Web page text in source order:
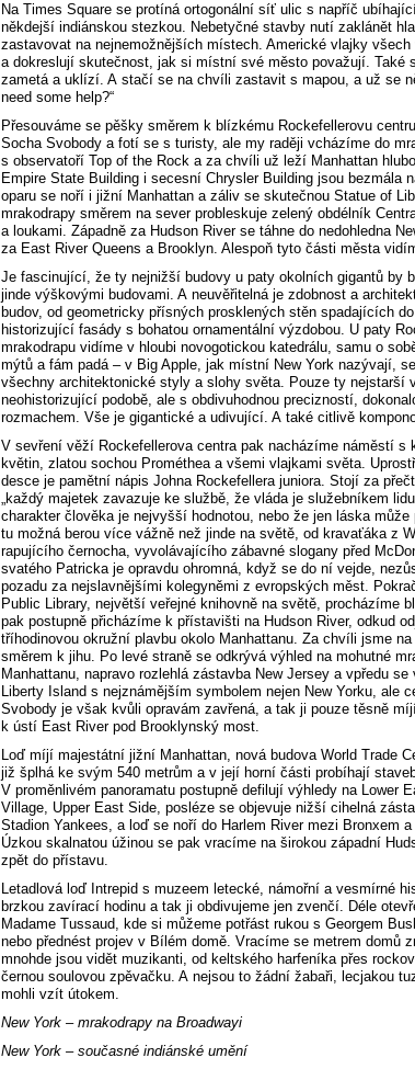
Na Times Square se protíná ortogonální síť ulic s napříč
někdejší indiánskou stezkou. Nebetyčné stavby nutí zaklánět
zastavovat na nejnemožnějších místech. Americké vlajky
a dokreslují skutečnost, jak si místní své město považují. Také
zametá a uklízí. A stačí se na chvíli zastavit s mapou, a už se
need some help?“
Přesouváme se pěšky směrem k blízkému Rockefellerovu
Socha Svobody a fotí se s turisty, ale my raději vcházíme do
s observatoří Top of the Rock a za chvíli už leží Manhattan
Empire State Building i secesní Chrysler Building jsou bezmála
oparu se noří i jižní Manhattan a záliv se skutečnou Statue of
mrakodrapy směrem na sever probleskuje zelený obdélník
a loukami. Západně za Hudson River se táhne do nedohledna
za East River Queens a Brooklyn. Alespoň tyto části města
Je fascinující, že ty nejnižší budovy u paty okolních gigantů by
jinde výškovými budovami. A neuvěřitelná je zdobnost a
budov, od geometricky přísných prosklených stěn spadajících
historizující fasády s bohatou ornamentální výzdobou. U paty
mrakodrapu vidíme v hloubi novogotickou katedrálu, samu o
mýtů a fám padá – v Big Apple, jak místní New York nazývají,
všechny architektonické styly a slohy světa. Pouze ty nejstarší
neohistorizující podobě, ale s obdivuhodnou precizností,
rozmachem. Vše je gigantické a udivující. A také citlivě
V sevření věží Rockefellerova centra pak nacházíme náměstí s
květin, zlatou sochou Prométhea a všemi vlajkami světa.
desce je pamětní nápis Johna Rockefellera juniora. Stojí za
„každý majetek zavazuje ke službě, že vláda je služebníkem
charakter člověka je nejvyšší hodnotou, nebo že jen láska může
tu možná berou více vážně než jinde na světě, od kravaťáka z
rapujícího černocha, vyvolávajícího zábavné slogany před
svatého Patricka je opravdu ohromná, když se do ní vejde,
pozadu za nejslavnějšími kolegyněmi z evropských měst.
Public Library, největší veřejné knihovně na světě, procházíme
pak postupně přicházíme k přístavišti na Hudson River, odkud
tříhodinovou okružní plavbu okolo Manhattanu. Za chvíli jsme na
směrem k jihu. Po levé straně se odkrývá výhled na mohutné
Manhattanu, napravo rozlehlá zástavba New Jersey a vpředu se
Liberty Island s nejznámějším symbolem nejen New Yorku, ale
Svobody je však kvůli opravám zavřená, a tak ji pouze těsně
k ústí East River pod Brooklynský most.
Loď míjí majestátní jižní Manhattan, nová budova World Trade
již šplhá ke svým 540 metrům a v její horní části probíhají
V proměnlivém panoramatu postupně defilují výhledy na Lower
Village, Upper East Side, posléze se objevuje nižší cihelná
Stadion Yankees, a loď se noří do Harlem River mezi Bronxem a
Úzkou skalnatou úžinou se pak vracíme na širokou západní
zpět do přístavu.
Letadlová loď Intrepid s muzeem letecké, námořní a vesmírné
brzkou zavírací hodinu a tak ji obdivujeme jen zvenčí. Déle
Madame Tussaud, kde si můžeme potřást rukou s Georgem
nebo přednést projev v Bílém domě. Vracíme se metrem domů
mnohde jsou vidět muzikanti, od keltského harfeníka přes
černou soulovou zpěvačku. A nejsou to žádní žabaři, lecjakou
mohli vzít útokem.
New York – mrakodrapy na Broadwayi
New York – současné indiánské umění